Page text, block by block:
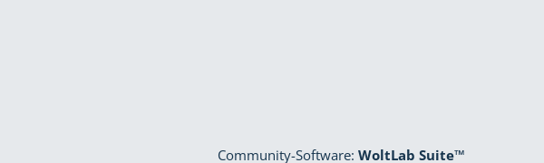
Community-Software: WoltLab Suite™